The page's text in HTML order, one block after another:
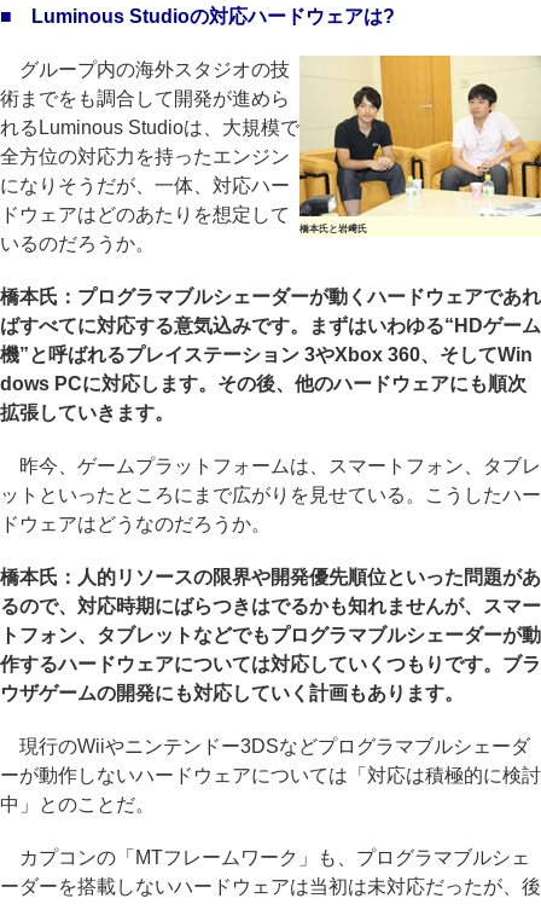
■ Luminous Studioの対応ハードウェアは?
橋本氏と岩﨑氏
グループ内の海外スタジオの技
術までをも調合して開発が進めら
れるLuminous Studioは、大規模で
全方位の対応力を持ったエンジン
になりそうだが、一体、対応ハー
ドウェアはどのあたりを想定して
いるのだろうか。
橋本氏：プログラマブルシェーダーが動くハードウェアであれ
ばすべてに対応する意気込みです。まずはいわゆる“HDゲーム
機”と呼ばれるプレイステーション 3やXbox 360、そしてWin
dows PCに対応します。その後、他のハードウェアにも順次
拡張していきます。
昨今、ゲームプラットフォームは、スマートフォン、タブレ
ットといったところにまで広がりを見せている。こうしたハー
ドウェアはどうなのだろうか。
橋本氏：人的リソースの限界や開発優先順位といった問題があ
るので、対応時期にばらつきはでるかも知れませんが、スマー
トフォン、タブレットなどでもプログラマブルシェーダーが動
作するハードウェアについては対応していくつもりです。ブラ
ウザゲームの開発にも対応していく計画もあります。
現行のWiiやニンテンドー3DSなどプログラマブルシェーダ
ーが動作しないハードウェアについては「対応は積極的に検討
中」とのことだ。
カプコンの「MTフレームワーク」も、プログラマブルシェ
ーダーを搭載しないハードウェアは当初は未対応だったが、後